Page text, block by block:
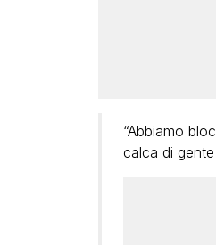
“Abbiamo
calca di